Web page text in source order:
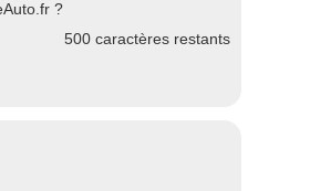
?
500 caractères restants